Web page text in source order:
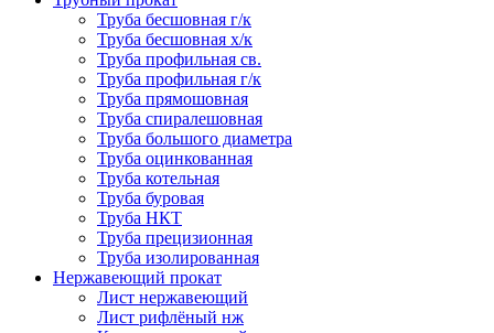
Труба бесшовная г/к
Труба бесшовная х/к
Труба профильная св.
Труба профильная г/к
Труба прямошовная
Труба спиралешовная
Труба большого диаметра
Труба оцинкованная
Труба котельная
Труба буровая
Труба НКТ
Труба прецизионная
Труба изолированная
Нержавеющий прокат
Лист нержавеющий
Лист рифлёный нж